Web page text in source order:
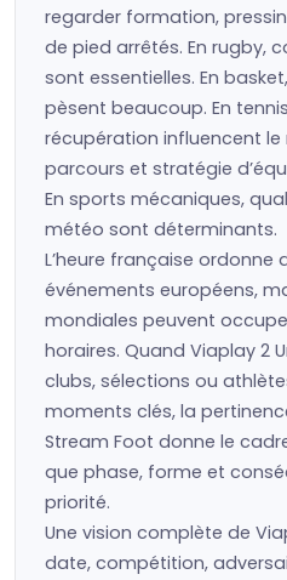
regarder formation,
de pied arrêtés. En rugby,
sont essentielles. En
pèsent beaucoup. En
récupération influencent le
parcours et stratégie
En sports mécaniques,
météo sont déterminants.
L’heure française ordonne
événements européens,
mondiales peuvent
horaires. Quand Viaplay 2
clubs, sélections ou
moments clés, la
Stream Foot donne le
que phase, forme et
priorité.
Une vision complète de
date, compétition,